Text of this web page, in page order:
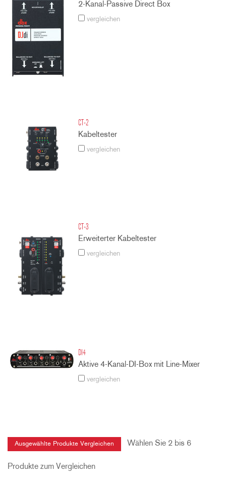
2-Kanal-Passive Direct Box
vergleichen
CT-2
Kabeltester
vergleichen
CT-3
Erweiterter Kabeltester
vergleichen
DI4
Aktive 4-Kanal-DI-Box mit Line-Mixer
vergleichen
Wählen Sie 2 bis 6
Produkte zum Vergleichen